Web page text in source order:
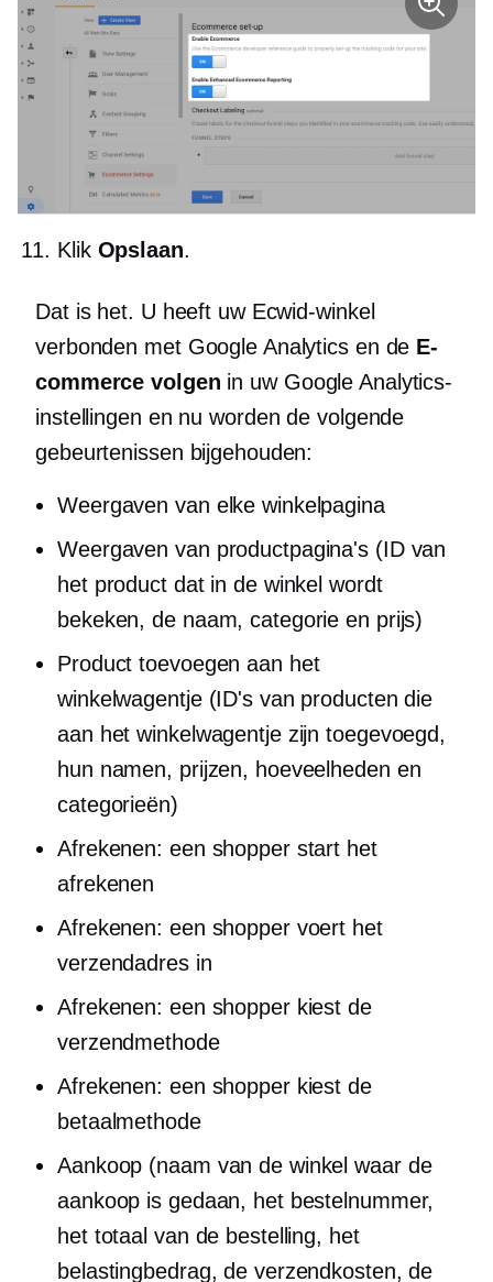
Klik Opslaan.
Dat is het. U heeft uw Ecwid-winkel
verbonden met Google Analytics en de E-
commerce volgen in uw Google Analytics-
instellingen en nu worden de volgende
gebeurtenissen bijgehouden:
Weergaven van elke winkelpagina
Weergaven van productpagina's (ID van
het product dat in de winkel wordt
bekeken, de naam, categorie en prijs)
Product toevoegen aan het
winkelwagentje (ID's van producten die
aan het winkelwagentje zijn toegevoegd,
hun namen, prijzen, hoeveelheden en
categorieën)
Afrekenen: een shopper start het
afrekenen
Afrekenen: een shopper voert het
verzendadres in
Afrekenen: een shopper kiest de
verzendmethode
Afrekenen: een shopper kiest de
betaalmethode
Aankoop (naam van de winkel waar de
aankoop is gedaan, het bestelnummer,
het totaal van de bestelling, het
belastingbedrag, de verzendkosten, de